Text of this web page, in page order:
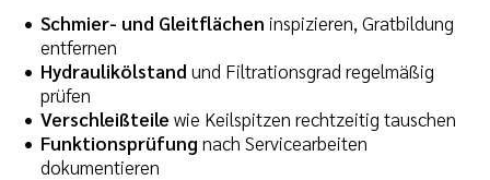
Schmier- und Gleitflächen inspizieren, Gratbildung
entfernen
Hydraulikölstand und Filtrationsgrad regelmäßig
prüfen
Verschleißteile wie Keilspitzen rechtzeitig tauschen
Funktionsprüfung nach Servicearbeiten
dokumentieren